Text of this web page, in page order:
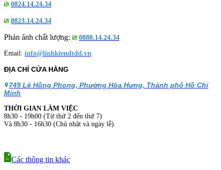
0824.14.24.34
0823.14.24.34
Phản ánh chất lượng: 0888.14.24.34
Email: info@linhkiendtdd.vn
ĐỊA CHỈ CỬA HÀNG
749 Lê Hồng Phong, Phường Hòa Hưng, Thành phố Hồ Chí
Minh
THỜI GIAN LÀM VIỆC
8h30 - 19h00 (Từ thứ 2 đến thứ 7)
Và 8h30 - 16h30 (Chủ nhật và ngày lễ).
Các thông tin khác